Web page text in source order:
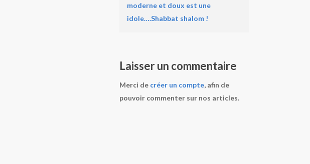
moderne et doux est une
idole….Shabbat shalom !
Laisser un commentaire
Merci de créer un compte, afin de
pouvoir commenter sur nos articles.